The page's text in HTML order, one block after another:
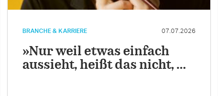
BRANCHE & KARRIERE 07.07.2026
»Nur weil etwas einfach
aussieht, heißt das nicht, …